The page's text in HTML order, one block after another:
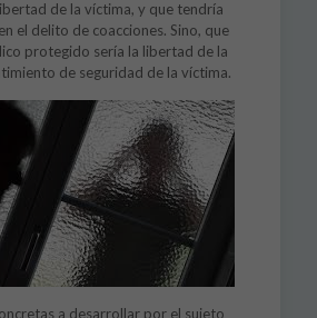
de la víctima, y que tendría
el delito de coacciones. Sino, que
protegido sería la libertad de la
de seguridad de la víctima.
a desarrollar por el sujeto